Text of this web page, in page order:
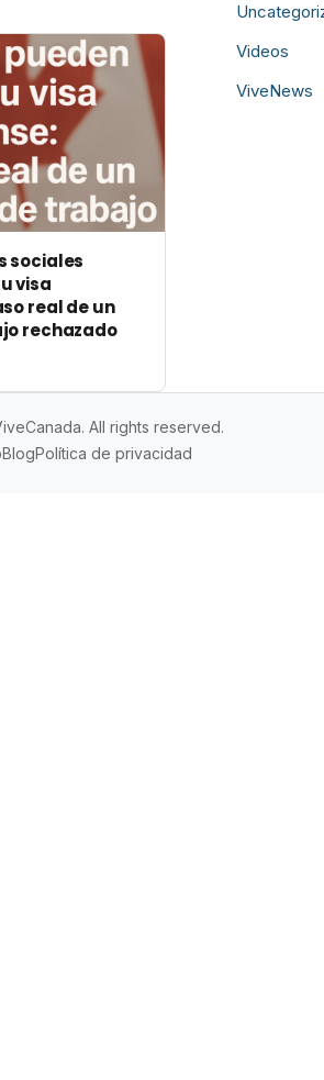
sociales
visa
real de un
rechazado
Videos
ViveNews
All rights reserved.
BlogPolítica de privacidad